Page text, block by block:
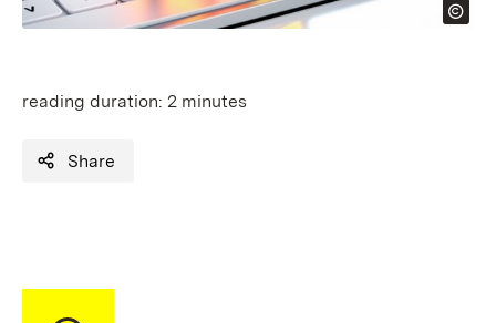
reading duration: 2 minutes
Share